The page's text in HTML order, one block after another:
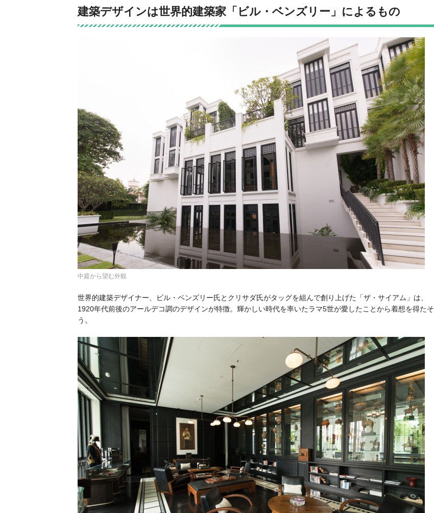
建築デザインは世界的建築家「ビル・ベンズリー」によるもの
中庭から望む外観
世界的建築デザイナー、ビル・ベンズリー氏とクリサダ氏がタッグを組んで創り上げた「ザ・サイアム」は、
1920年代前後のアールデコ調のデザインが特徴。輝かしい時代を率いたラマ5世が愛したことから着想を得たそ
う。